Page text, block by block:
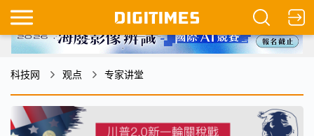
科技网 观点 专家讲堂